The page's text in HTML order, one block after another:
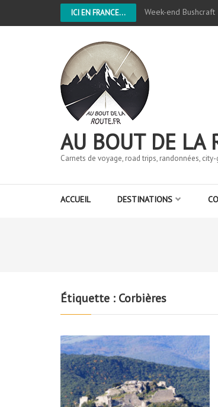
ICI EN FRANCE... Week-end Bushcraft
AU BOUT DE LA
Carnets de voyage, road trips, randonnées,
ACCUEIL DESTINATIONS
Étiquette : Corbières